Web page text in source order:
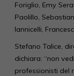
Foriglio, Emy
Paolillo,
Iannicelli,
Stefano Talice,
dichiara: “non
professionisti del